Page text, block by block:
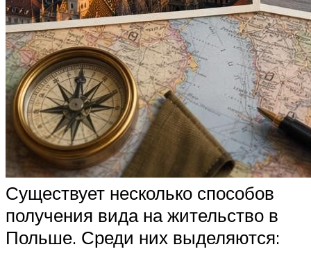
Существует несколько способов
получения вида на жительство в
Польше. Среди них выделяются: